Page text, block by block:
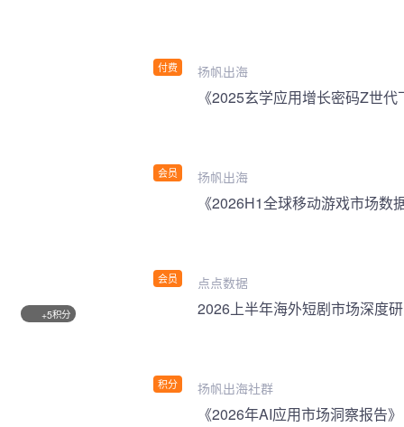
付费 扬帆出海
会员
《2025玄学应用增长密码Z世
扬帆出海
会员
《2026H1全球移动游戏市场数
点点数据
+5积分
积分
2026上半年海外短剧市场深度
扬帆出海社群
《2026年AI应用市场洞察报告》